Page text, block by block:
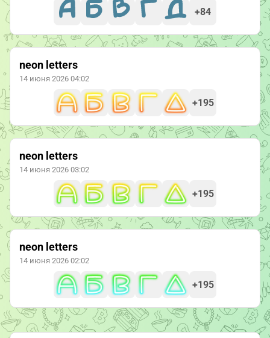
+84
neon letters
14 июня 2026 04:02
+195
neon letters
14 июня 2026 03:02
+195
neon letters
14 июня 2026 02:02
+195